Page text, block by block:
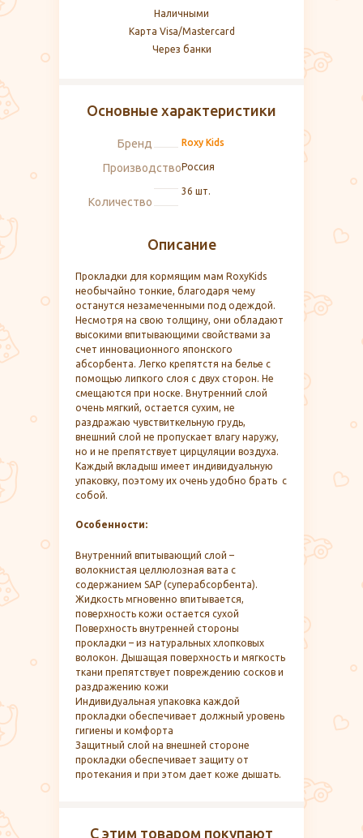
Наличными
Карта Visa/Mastercard
Через банки
Описание
Прокладки для кормящим мам RoxyKids
необычайно тонкие, благодаря чему
останутся незамеченными под одеждой.
Несмотря на свою толщину, они обладают
высокими впитывающими свойствами за
счет инновационного японского
абсорбента. Легко крепятстя на белье с
помощью липкого слоя с двух сторон. Не
смещаются при носке. Внутренний слой
очень мягкий, остается сухим, не
раздражаю чувствиткельную грудь,
внешний слой не пропускает влагу наружу,
но и не препятствует цирцуляции воздуха.
Каждый вкладыш имеет индивидуальную
упаковку, поэтому их очень удобно брать с
собой.
Особенности:
Внутренний впитывающий слой –
волокнистая целлюлозная вата с
содержанием SAP (суперабсорбента).
Жидкость мгновенно впитывается,
поверхность кожи остается сухой
Поверхность внутренней стороны
прокладки – из натуральных хлопковых
волокон. Дышащая поверхность и мягкость
ткани препятствует повреждению сосков и
раздражению кожи
Индивидуальная упаковка каждой
прокладки обеспечивает должный уровень
гигиены и комфорта
Защитный слой на внешней стороне
прокладки обеспечивает защиту от
протекания и при этом дает коже дышать.
Основные характеристики
Бренд Roxy Kids
ПроизводствоРоссия
Количество
36 шт.
С этим товаром покупают